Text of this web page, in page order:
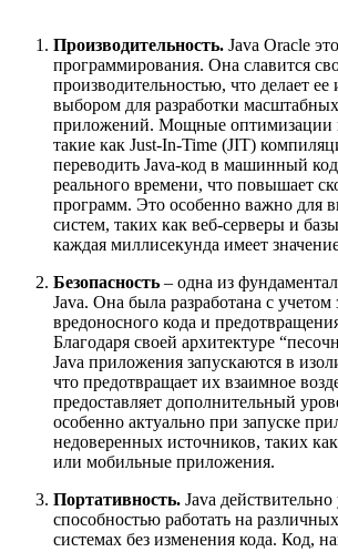
Производительность. Java Oracle
программирования. Она славится
производительностью, что делает
выбором для разработки
приложений. Мощные оптимизации
такие как Just-In-Time (JIT)
переводить Java-код в машинный
реального времени, что повышает
программ. Это особенно важно для
систем, таких как веб-серверы и
каждая миллисекунда имеет
Безопасность – одна из
Java. Она была разработана с
вредоносного кода и
Благодаря своей архитектуре
Java приложения запускаются в
что предотвращает их взаимное
предоставляет дополнительный
особенно актуально при запуске
недоверенных источников, таких
или мобильные приложения.
Портативность. Java
способностью работать на
системах без изменения кода. Код,